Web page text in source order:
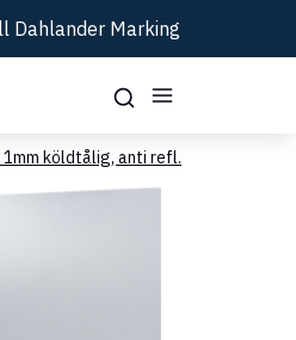
Dahlander Marking
köldtålig, anti refl.